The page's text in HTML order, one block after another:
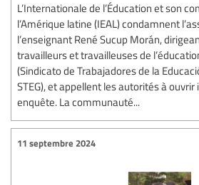
L’Internationale de l’Éducation et son
l’Amérique latine (IEAL) condamnent
l’enseignant René Sucup Morán,
travailleurs et travailleuses de
(Sindicato de Trabajadores de la
STEG), et appellent les autorités à
enquête. La communauté...
11 septembre 2024